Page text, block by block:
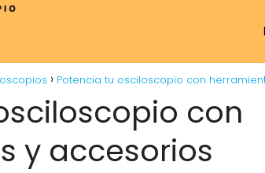
Potencia tu osciloscopio con
con
y accesorios